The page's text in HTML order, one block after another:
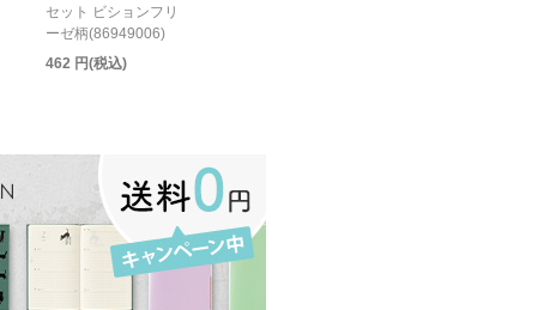
セット ビションフリ
ーゼ柄(86949006)
462 円(税込)